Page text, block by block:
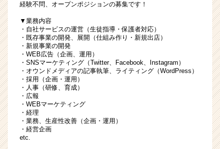
経験不問、オープンポジションの募集です！
▼業務内容
・自社サービスの運営（生徒指導・保護者対応）
・既存事業の開発、展開（仕組み作り・新規出店）
・新規事業の開発
・WEB広告（企画、運用）
・SNSマーケティング（Twitter、Facebook、Instagram）
・オウンドメディアの記事執筆、ライティング（WordPress）
・採用（企画・運用）
・人事（研修、育成）
・広報
・WEBマーケティング
・経理
・業務、生産性改善（企画・運用）
・経営企画
etc.